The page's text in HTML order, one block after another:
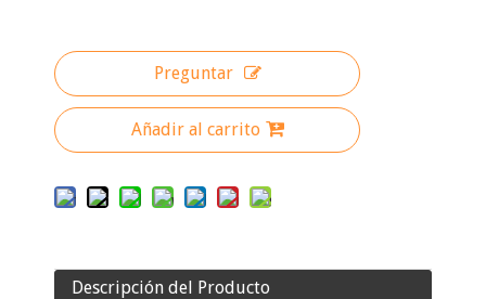
Preguntar
Añadir al carrito
Descripción del Producto